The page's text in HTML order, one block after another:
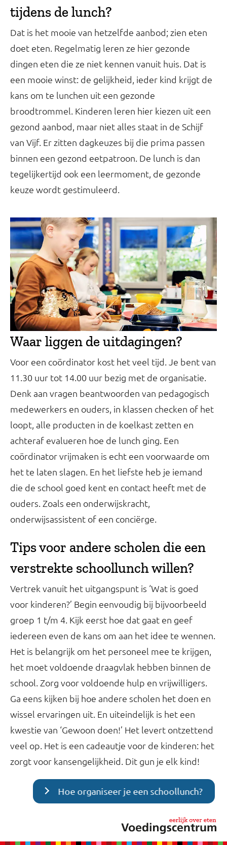
tijdens de lunch?
Dat is het mooie van hetzelfde aanbod; zien eten
doet eten. Regelmatig leren ze hier gezonde
dingen eten die ze niet kennen vanuit huis. Dat is
een mooie winst: de gelijkheid, ieder kind krijgt de
kans om te lunchen uit een gezonde
broodtrommel. Kinderen leren hier kiezen uit een
gezond aanbod, maar niet alles staat in de Schijf
van Vijf. Er zitten dagkeuzes bij die prima passen
binnen een gezond eetpatroon. De lunch is dan
tegelijkertijd ook een leermoment, de gezonde
keuze wordt gestimuleerd.
Waar liggen de uitdagingen?
Voor een coördinator kost het veel tijd. Je bent van
11.30 uur tot 14.00 uur bezig met de organisatie.
Denk aan vragen beantwoorden van pedagogisch
medewerkers en ouders, in klassen checken of het
loopt, alle producten in de koelkast zetten en
achteraf evalueren hoe de lunch ging. Een
coördinator vrijmaken is echt een voorwaarde om
het te laten slagen. En het liefste heb je iemand
die de school goed kent en contact heeft met de
ouders. Zoals een onderwijskracht,
onderwijsassistent of een conciërge.
Tips voor andere scholen die een
verstrekte schoollunch willen?
Vertrek vanuit het uitgangspunt is ‘Wat is goed
voor kinderen?’ Begin eenvoudig bij bijvoorbeeld
groep 1 t/m 4. Kijk eerst hoe dat gaat en geef
iedereen even de kans om aan het idee te wennen.
Het is belangrijk om het personeel mee te krijgen,
het moet voldoende draagvlak hebben binnen de
school. Zorg voor voldoende hulp en vrijwilligers.
Ga eens kijken bij hoe andere scholen het doen en
wissel ervaringen uit. En uiteindelijk is het een
kwestie van ‘Gewoon doen!’ Het levert ontzettend
veel op. Het is een cadeautje voor de kinderen: het
zorgt voor kansengelijkheid. Dit gun je elk kind!
Hoe organiseer je een schoollunch?